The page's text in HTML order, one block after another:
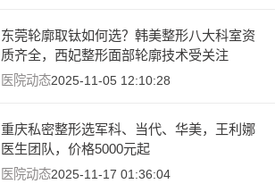
东莞轮廓取钛如何选？韩美整形八大科室资
质齐全，西妃整形面部轮廓技术受关注
医院动态2025-11-05 12:10:28
重庆私密整形选军科、当代、华美，王利娜
医生团队，价格5000元起
医院动态2025-11-17 01:36:04